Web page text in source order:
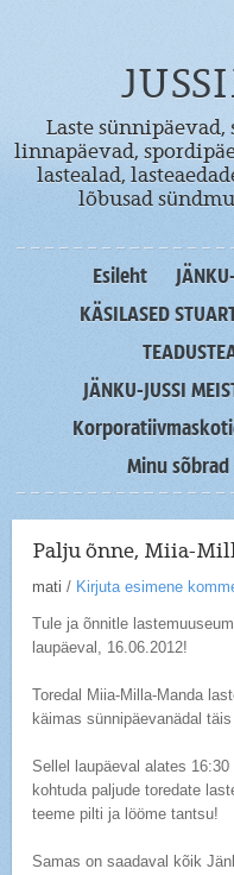
Laste
linnapäevad,
lastealad,
lõbusad
Esileht
KÄSILASED
JÄNKU-JUSSI
Minu sõbrad
Palju õnne, Miia-
mati / Kirjuta esimene
Tule ja õnnitle
laupäeval, 16.06.2012!
Toredal Miia-Milla-Manda
käimas sünnipäevanädal
Sellel laupäeval alates
kohtuda paljude toredate
teeme pilti ja lööme tantsu!
Samas on saadaval kõik